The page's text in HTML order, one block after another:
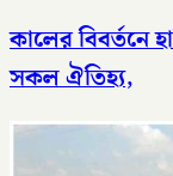
কালের বিবর্তনে
সকল ঐতিহ্য,